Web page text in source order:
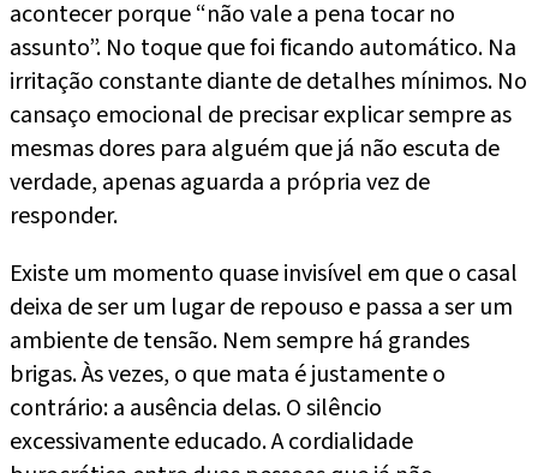
acontecer porque “não vale a pena tocar no
assunto”. No toque que foi ficando automático. Na
irritação constante diante de detalhes mínimos. No
cansaço emocional de precisar explicar sempre as
mesmas dores para alguém que já não escuta de
verdade, apenas aguarda a própria vez de
responder.
Existe um momento quase invisível em que o casal
deixa de ser um lugar de repouso e passa a ser um
ambiente de tensão. Nem sempre há grandes
brigas. Às vezes, o que mata é justamente o
contrário: a ausência delas. O silêncio
excessivamente educado. A cordialidade